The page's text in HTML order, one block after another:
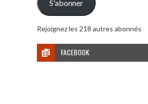
S'abonner
Rejoignez les 218 autres abonnés
FACEBOOK